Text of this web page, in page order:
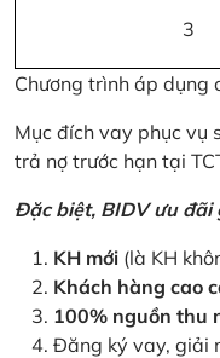
3
Chương trình áp dụng
Mục đích vay phục vụ
trả nợ trước hạn tại
Đặc biệt, BIDV ưu đãi
KH mới (là KH
Khách hàng cao
100% nguồn thu
Đăng ký vay, giải